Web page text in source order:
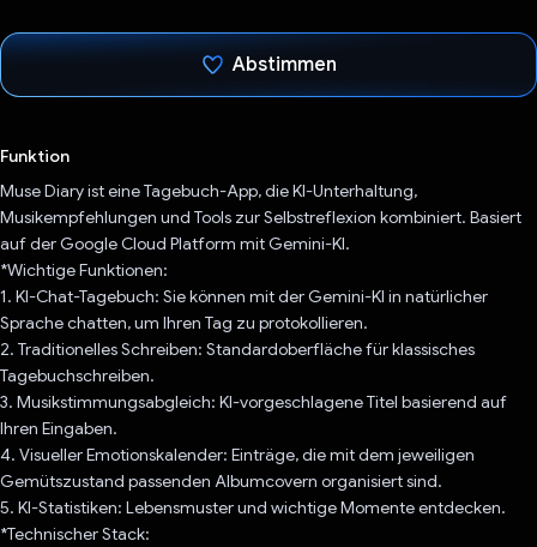
Abstimmen
Funktion
Muse Diary ist eine Tagebuch-App, die KI-Unterhaltung,
Musikempfehlungen und Tools zur Selbstreflexion kombiniert. Basiert
auf der Google Cloud Platform mit Gemini-KI.
*Wichtige Funktionen:
1. KI-Chat-Tagebuch: Sie können mit der Gemini-KI in natürlicher
Sprache chatten, um Ihren Tag zu protokollieren.
2. Traditionelles Schreiben: Standardoberfläche für klassisches
Tagebuchschreiben.
3. Musikstimmungsabgleich: KI-vorgeschlagene Titel basierend auf
Ihren Eingaben.
4. Visueller Emotionskalender: Einträge, die mit dem jeweiligen
Gemütszustand passenden Albumcovern organisiert sind.
5. KI-Statistiken: Lebensmuster und wichtige Momente entdecken.
*Technischer Stack: